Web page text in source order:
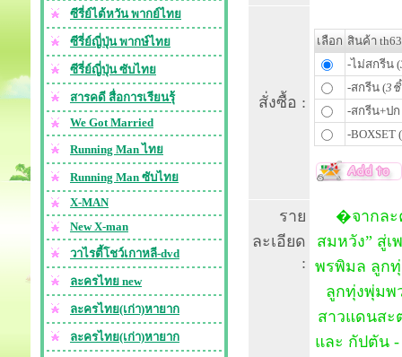
ซีรี่ย์ไต้หวัน พากย์ไทย
ซีรี่ย์ญี่ปุ่น พากษ์ไทย
ซีรี่ย์ญี่ปุ่น ซับไทย
สารคดี สื่อการเรียนรุ้
We Got Married
Running Man ไทย
Running Man ซับไทย
X-MAN
New X-man
วาไรตี้โชว์เกาหลี-dvd
ละครไทย new
ละครไทย(เก่า)หายาก
ละครไทย(เก่า)หายาก
สั่งซื้อ :
เลือก สินค้า
-ไม่สกรีน (
-สกรีน (3
-สกรีน+ปก
-BOXSET (
ราย
ละเอียด
:
�จากละ
สมหวัง” สู่เ
พรพิมล ลูก
ลูกทุ่งพุ่มพ
สาวแดนสะ
และ กัปตัน -